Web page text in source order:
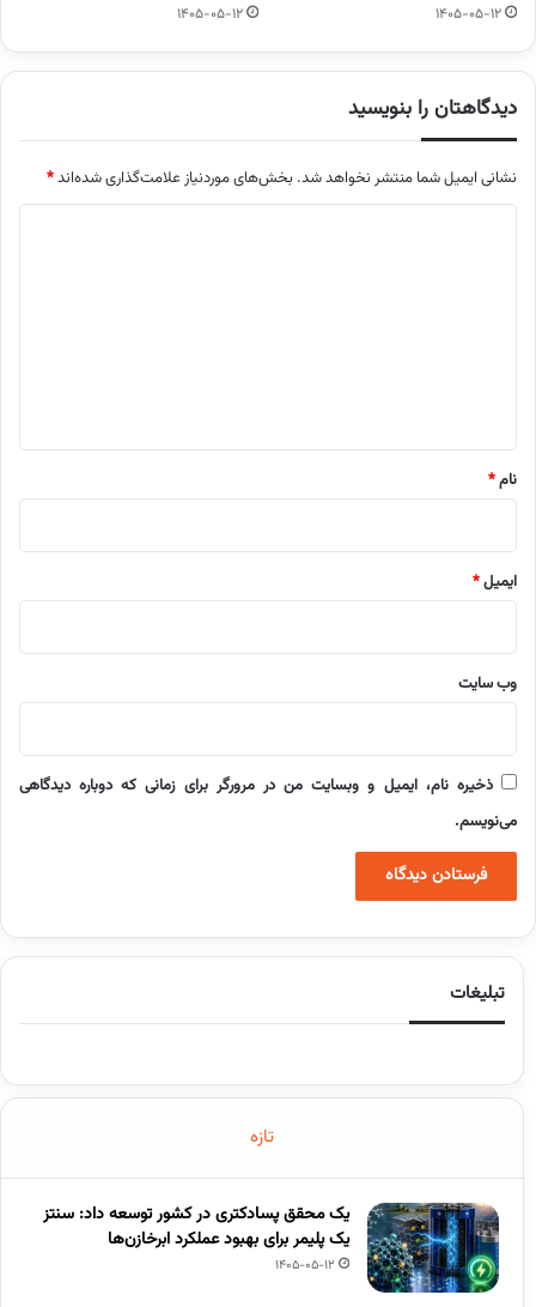
1405-05-12
1405-05-12
دیدگاهتان را بنویسید
نشانی ایمیل شما منتشر نخواهد شد. بخش‌های موردنیاز علامت‌گذاری شده‌اند*
نام*
ایمیل*
وب‌ سایت
ذخیره نام، ایمیل و وبسایت من در مرورگر برای زمانی که دوباره دیدگاهی
می‌نویسم.
تبلیغات
تازه
یک محقق پسادکتری در کشور توسعه داد: سنتز
یک پلیمر برای بهبود عملکرد ابرخازن‌ها
1405-05-12